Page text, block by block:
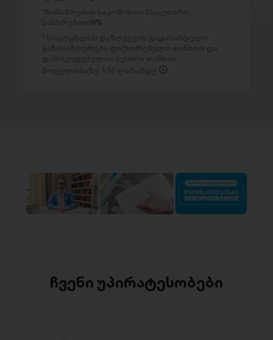
წინსწრების საკომისიო (საკუთარი
სახსრებით)0%
სიცოცხლის დაზღვევის გადასახდელი
განისაზღვრება ფიქსირებული თანხით და
დამოკიდებულია სესხის თანხის
მოცულობაზე: 1-16 ლარამდე
ჩვენი უპირატესობები